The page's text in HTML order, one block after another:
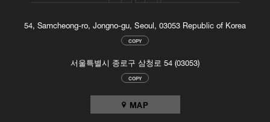
54, Samcheong-ro, Jongno-gu, Seoul, 03053 Republic of Korea
COPY
서울특별시 종로구 삼청로 54 (03053)
COPY
MAP